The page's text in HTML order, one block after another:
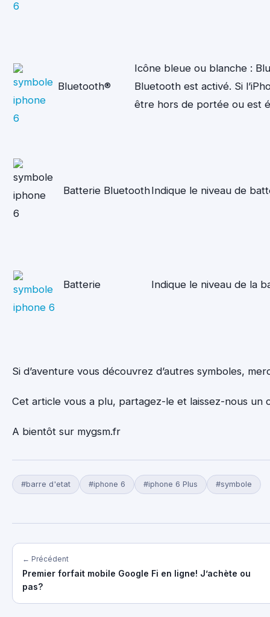
Bluetooth®
Icône bleue ou blanche :
Bluetooth est activé. Si
être hors de portée ou est
Batterie BluetoothIndique le niveau de
Batterie Indique le niveau de la
Si d’aventure vous découvrez d’autres symboles,
Cet article vous a plu, partagez-le et laissez-nous un
A bientôt sur mygsm.fr
#barre d'etat #iphone 6 #iphone 6 Plus #symbole
← Précédent
Premier forfait mobile Google Fi en ligne! J’achète ou
pas?